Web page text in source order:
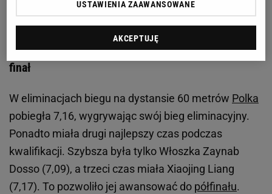
Halowe Mistrzostwa Świata. Walka Ewy Swobody o
finał
W eliminacjach biegu na dystansie 60 metrów Polka
pobiegła 7,16, wygrywając swój bieg eliminacyjny.
Ponadto miała drugi najlepszy czas podczas
kwalifikacji. Szybsza była tylko Włoszka Zaynab
Dosso (7,09), a trzeci czas miała Xiaojing Liang
(7,17). To pozwoliło jej awansować do półfinału.
USTAWIENIA ZAAWANSOWANE
AKCEPTUJĘ